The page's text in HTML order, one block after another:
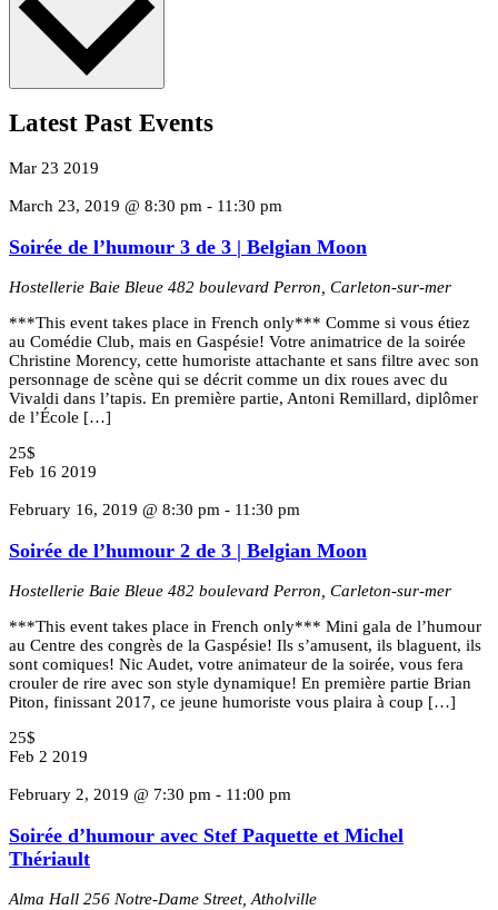
Latest Past Events
Mar 23 2019
March 23, 2019 @ 8:30 pm - 11:30 pm
Soirée de l’humour 3 de 3 | Belgian Moon
Hostellerie Baie Bleue 482 boulevard Perron, Carleton-sur-mer
***This event takes place in French only*** Comme si vous étiez
au Comédie Club, mais en Gaspésie! Votre animatrice de la soirée
Christine Morency, cette humoriste attachante et sans filtre avec son
personnage de scène qui se décrit comme un dix roues avec du
Vivaldi dans l’tapis. En première partie, Antoni Remillard, diplômer
de l’École […]
25$
Feb 16 2019
February 16, 2019 @ 8:30 pm - 11:30 pm
Soirée de l’humour 2 de 3 | Belgian Moon
Hostellerie Baie Bleue 482 boulevard Perron, Carleton-sur-mer
***This event takes place in French only*** Mini gala de l’humour
au Centre des congrès de la Gaspésie! Ils s’amusent, ils blaguent, ils
sont comiques! Nic Audet, votre animateur de la soirée, vous fera
crouler de rire avec son style dynamique! En première partie Brian
Piton, finissant 2017, ce jeune humoriste vous plaira à coup […]
25$
Feb 2 2019
February 2, 2019 @ 7:30 pm - 11:00 pm
Soirée d’humour avec Stef Paquette et Michel
Thériault
Alma Hall 256 Notre-Dame Street, Atholville